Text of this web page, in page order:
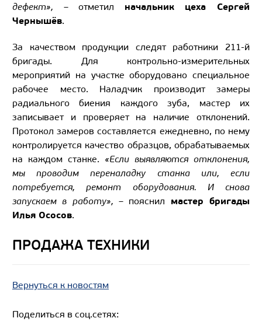
дефект», – отметил начальник цеха Сергей
Чернышёв.
За качеством продукции следят работники 211-й
бригады. Для контрольно-измерительных
мероприятий на участке оборудовано специальное
рабочее место. Наладчик производит замеры
радиального биения каждого зуба, мастер их
записывает и проверяет на наличие отклонений.
Протокол замеров составляется ежедневно, по нему
контролируется качество образцов, обрабатываемых
на каждом станке. «Если выявляются отклонения,
мы проводим переналадку станка или, если
потребуется, ремонт оборудования. И снова
запускаем в работу», – пояснил мастер бригады
Илья Ососов.
ПРОДАЖА ТЕХНИКИ
Вернуться к новостям
Поделиться в соц.сетях: